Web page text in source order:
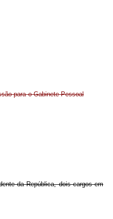
para o Gabinete Pessoal
da República, dois cargos em